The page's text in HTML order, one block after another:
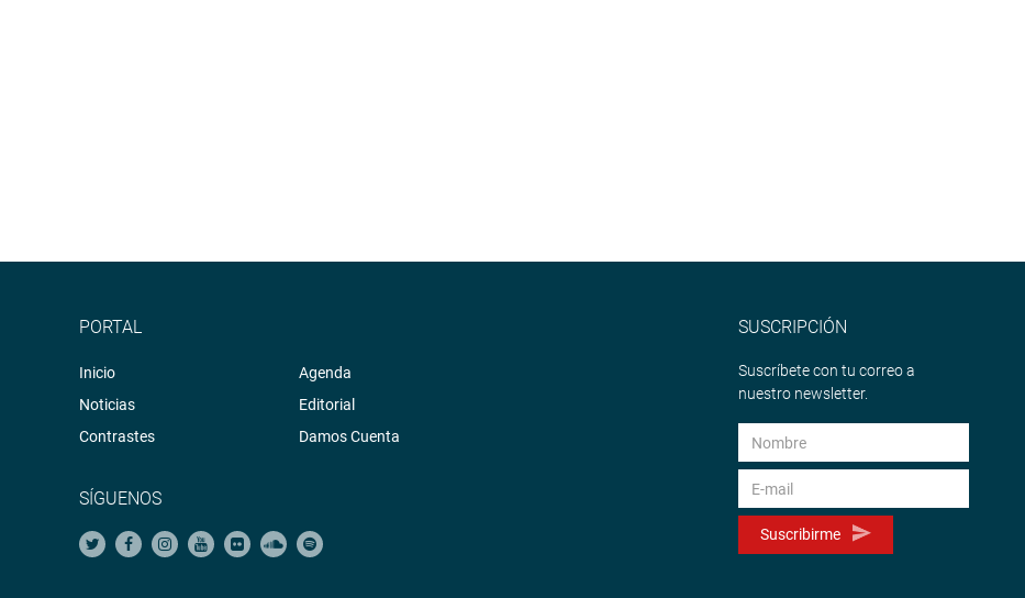
PORTAL
Inicio
Noticias
Contrastes
Agenda
Editorial
Damos Cuenta
SÍGUENOS
SUSCRIPCIÓN
Suscríbete con tu correo a
nuestro newsletter.
Suscribirme